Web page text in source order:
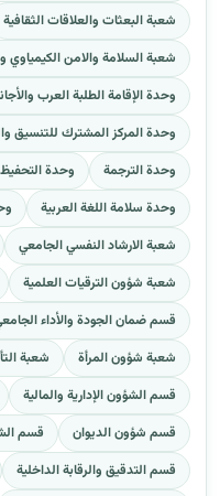
شعبة البعثات والعلاقات الثقافية
شعبة السلامة والامن الكيمياوي
وحدة الإقامة الطلبة العرب
وحدة المركز المشترك للتنسيق
وحدة الترجمة
وحدة التحفيظ
وحدة سلامة اللغة العربية
شعبة الارشاد النفسي الجامعي
شعبة شؤون الترقيات العلمية
قسم ضمان الجودة والأداء
شعبة شؤون المرأة
شعبة
قسم الشؤون الإدارية والمالية
قسم شؤون الديوان
قسم
قسم التدقيق والرقابة الداخلية